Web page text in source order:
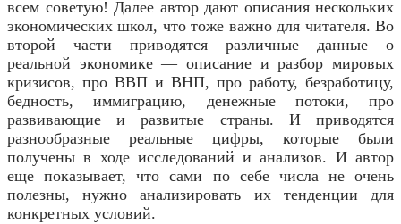
всем советую! Далее автор дают описания нескольких
экономических школ, что тоже важно для читателя. Во
второй части приводятся различные данные о
реальной экономике — описание и разбор мировых
кризисов, про ВВП и ВНП, про работу, безработицу,
бедность, иммиграцию, денежные потоки, про
развивающие и развитые страны. И приводятся
разнообразные реальные цифры, которые были
получены в ходе исследований и анализов. И автор
еще показывает, что сами по себе числа не очень
полезны, нужно анализировать их тенденции для
конкретных условий.